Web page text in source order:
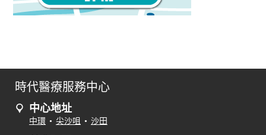
時代醫療服務中心
中心地址
中環 • 尖沙咀 • 沙田